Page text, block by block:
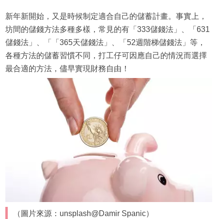
新年新開始，又是時候制定適合自己的儲蓄計畫。事實上，
坊間的儲錢方法多種多樣，常見的有「333儲錢法」、「631
儲錢法」、「「365天儲錢法」、「52週階梯儲錢法」等，
各種方法的儲蓄習慣不同，打工仔可因應自己的情況而選擇
最合適的方法，儘早實現財務自由！
（圖片來源：unsplash@Damir Spanic）